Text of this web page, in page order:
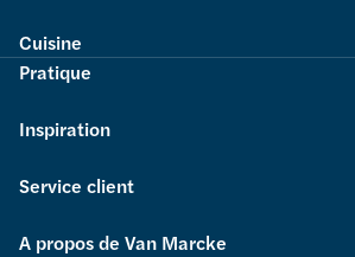
Cuisine
Pratique
Inspiration
Service client
A propos de Van Marcke